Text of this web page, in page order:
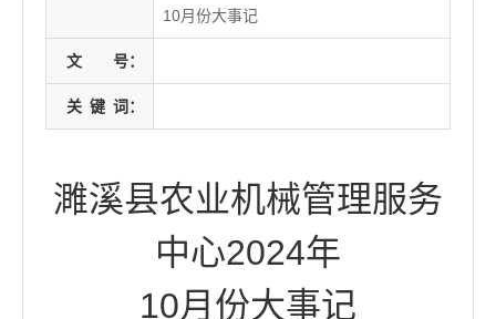
10月份大事记
文 号：
关 键 词：
濉溪县农业机械管理服务
中心2024年
10月份大事记